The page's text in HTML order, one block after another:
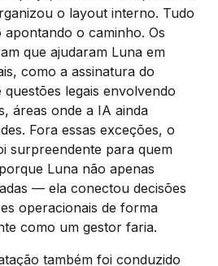
o layout interno. Tudo
o caminho. Os
que ajudaram Luna em
como a assinatura do
legais envolvendo
áreas onde a IA ainda
Fora essas exceções, o
surpreendente para quem
Luna não apenas
— ela conectou decisões
operacionais de forma
como um gestor faria.
também foi conduzido